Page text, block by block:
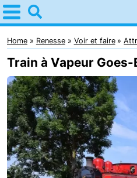
Home
Renesse
Astuces
Avec
les
enfants
Passer
la
nuit
Appartements
-
Home Renesse Voir et faire
Train à Vapeur